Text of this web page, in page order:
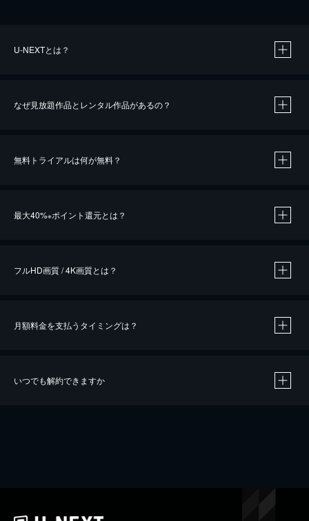
U-NEXTとは？
なぜ見放題作品とレンタル作品があるの？
無料トライアルは何が無料？
最大40%※ポイント還元とは？
※40％ポイント還元の対象は、クレジットカード決済による作品の購入 / レンタルです。
iOSアプリのUコイン決済による作品の購入 / レンタルは、20％のポイント還元です。
フルHD画質 / 4K画質とは？
月額料金を支払うタイミングは？
いつでも解約できますか